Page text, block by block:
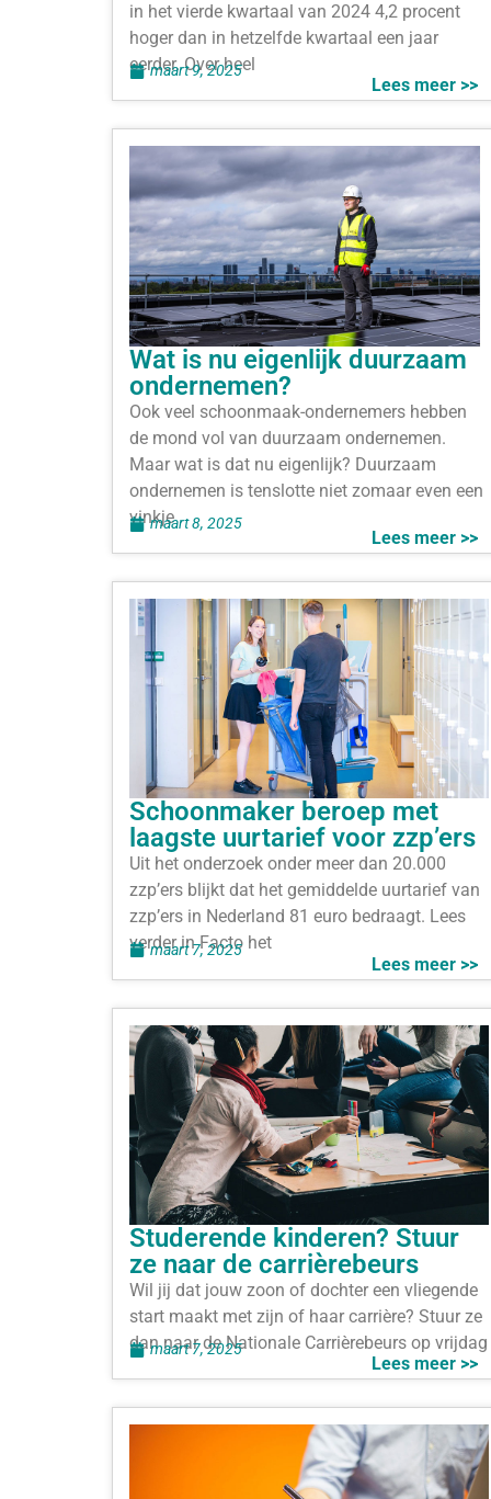
in het vierde kwartaal van 2024 4,2 procent
hoger dan in hetzelfde kwartaal een jaar
eerder. Over heel
Lees meer >>
maart 9, 2025
Wat is nu eigenlijk duurzaam
ondernemen?
Ook veel schoonmaak-ondernemers hebben
de mond vol van duurzaam ondernemen.
Maar wat is dat nu eigenlijk? Duurzaam
ondernemen is tenslotte niet zomaar even een
vinkje
Lees meer >>
maart 8, 2025
Schoonmaker beroep met
laagste uurtarief voor zzp’ers
Uit het onderzoek onder meer dan 20.000
zzp’ers blijkt dat het gemiddelde uurtarief van
zzp’ers in Nederland 81 euro bedraagt. Lees
verder in Facto het
Lees meer >>
maart 7, 2025
Studerende kinderen? Stuur
ze naar de carrièrebeurs
Wil jij dat jouw zoon of dochter een vliegende
start maakt met zijn of haar carrière? Stuur ze
dan naar de Nationale Carrièrebeurs op vrijdag
Lees meer >>
maart 7, 2025